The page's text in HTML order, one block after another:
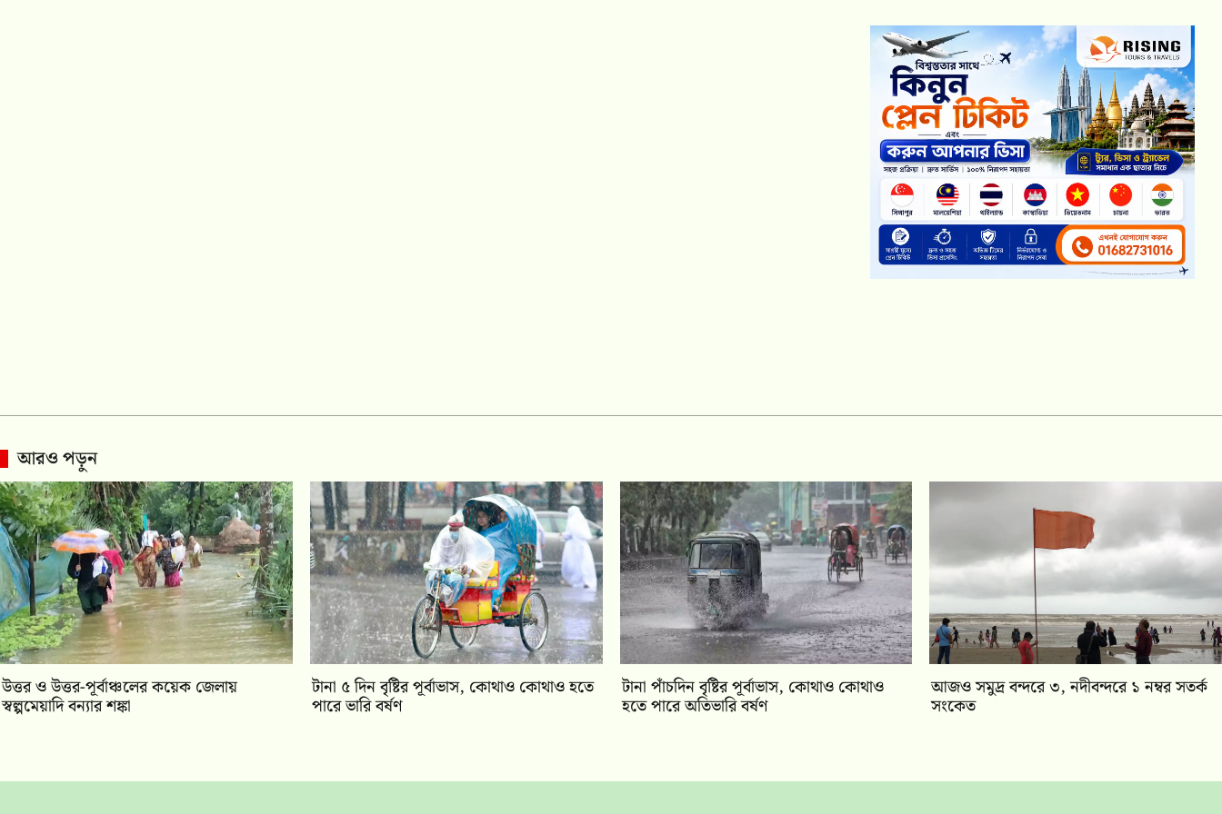
আরও পড়ুন
উত্তর ও উত্তর-পূর্বাঞ্চলের কয়েক জেলায়
স্বল্পমেয়াদি বন্যার শঙ্কা
টানা ৫ দিন বৃষ্টির পূর্বাভাস, কোথাও কোথাও হতে
পারে ভারি বর্ষণ
টানা পাঁচদিন বৃষ্টির পূর্বাভাস, কোথাও কোথাও
হতে পারে অতিভারি বর্ষণ
আজও সমুদ্র বন্দরে ৩, নদীবন্দরে ১ নম্বর সতর্ক
সংকেত